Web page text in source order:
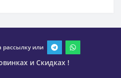
или
и Скидках !